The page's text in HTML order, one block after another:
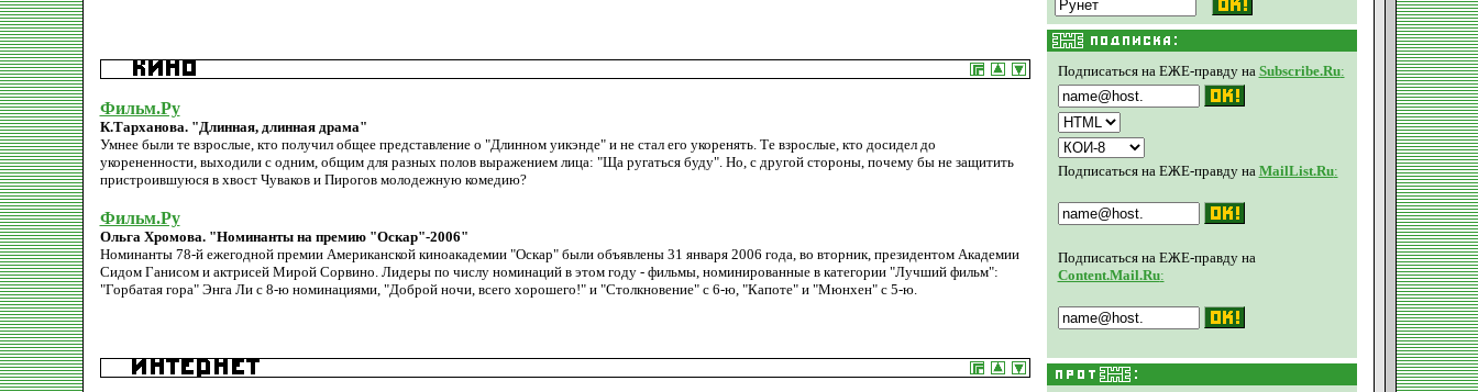
Фильм.Ру
К.Тарханова. "Длинная, длинная драма"
Умнее были те взрослые, кто получил общее представление о "Длинном уикэнде" и не стал его укоренять. Те взрослые, кто досидел до
укорененности, выходили с одним, общим для разных полов выражением лица: "Ща ругаться буду". Но, с другой стороны, почему бы не защитить
пристроившуюся в хвост Чуваков и Пирогов молодежную комедию?
Фильм.Ру
Ольга Хромова. "Номинанты на премию "Оскар"-2006"
Номинанты 78-й ежегодной премии Американской киноакадемии "Оскар" были объявлены 31 января 2006 года, во вторник, президентом Академии
Сидом Ганисом и актрисей Мирой Сорвино. Лидеры по числу номинаций в этом году - фильмы, номинированные в категории "Лучший фильм":
"Горбатая гора" Энга Ли с 8-ю номинациями, "Доброй ночи, всего хорошего!" и "Столкновение" с 6-ю, "Капоте" и "Мюнхен" с 5-ю.
Подписаться на ЕЖЕ-правду на Subscribe.Ru:
Подписаться на ЕЖЕ-правду на MailList.Ru:
Подписаться на ЕЖЕ-правду на
Content.Mail.Ru: